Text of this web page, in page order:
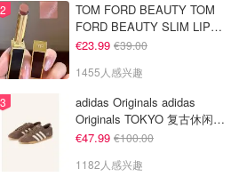
TOM FORD BEAUTY TOM
FORD BEAUTY SLIM LIP
COLOR SHINE 口红 open
€23.99 €39.00
1455人感兴趣
adidas Originals adidas
Originals TOKYO 复古休闲鞋
深棕色
€47.99 €100.00
1182人感兴趣